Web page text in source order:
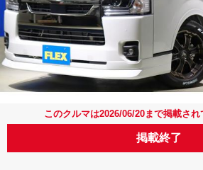
このクルマは2026/06/20まで掲載され
掲載終了